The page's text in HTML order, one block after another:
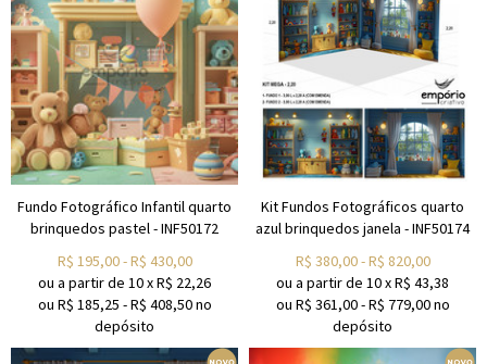
Fundo Fotográfico Infantil quarto
brinquedos pastel - INF50172
R$ 195,00-R$ 430,00
ou a partir de 10xR$ 22,26
ou R$ 185,25 -R$ 408,50no
depósito
Kit Fundos Fotográficos quarto
azul brinquedos janela - INF50174
R$ 380,00-R$ 820,00
ou a partir de 10xR$ 43,38
ou R$ 361,00-R$ 779,00no
depósito